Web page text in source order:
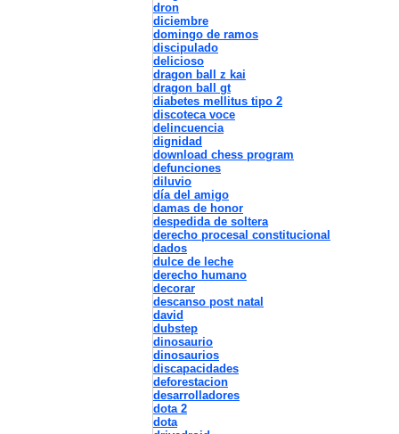
dron
diciembre
domingo de ramos
discipulado
delicioso
dragon ball z kai
dragon ball gt
diabetes mellitus tipo 2
discoteca voce
delincuencia
dignidad
download chess program
defunciones
diluvio
día del amigo
damas de honor
despedida de soltera
derecho procesal constitucional
dados
dulce de leche
derecho humano
decorar
descanso post natal
david
dubstep
dinosaurio
dinosaurios
discapacidades
deforestacion
desarrolladores
dota 2
dota